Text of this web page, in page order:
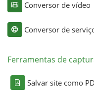
Conversor de vídeo
Conversor de
Ferramentas de
Salvar site como